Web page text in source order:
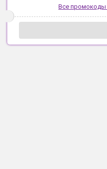
Все промокоды